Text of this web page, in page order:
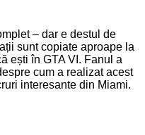
– dar e destul de
sunt copiate aproape la
ești în GTA VI. Fanul a
cum a realizat acest
interesante din Miami.